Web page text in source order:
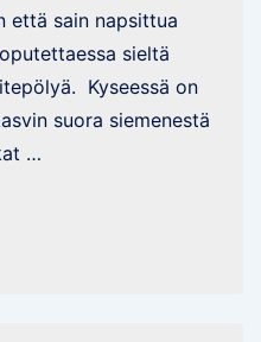
että sain napsittua
sieltä
Kyseessä on
suora siemenestä
…